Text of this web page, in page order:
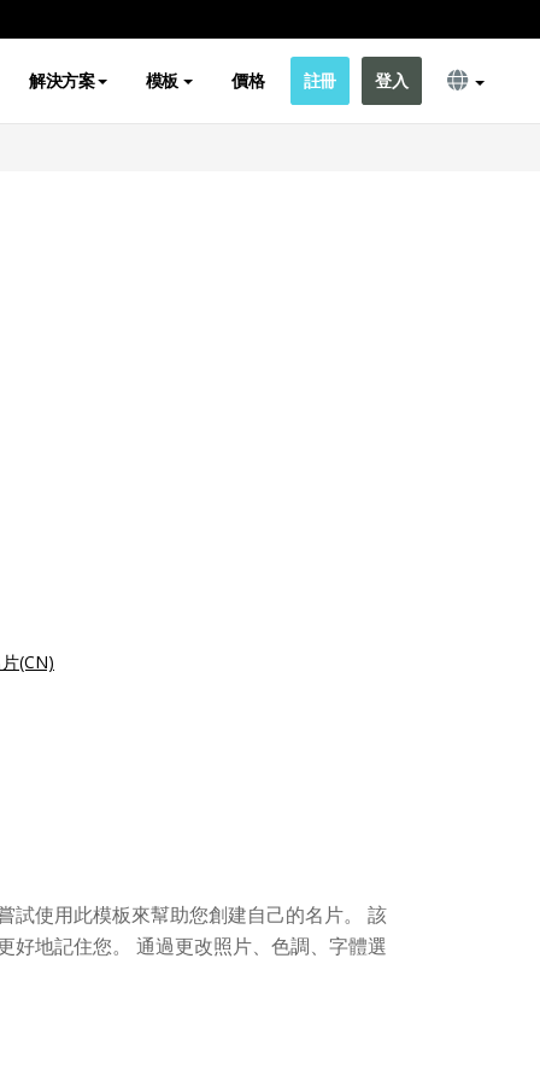
解決方案 模板 價格 註冊 登入
(CN)
試使用此模板來幫助您創建自己的名片。 該
好地記住您。 通過更改照片、色調、字體選